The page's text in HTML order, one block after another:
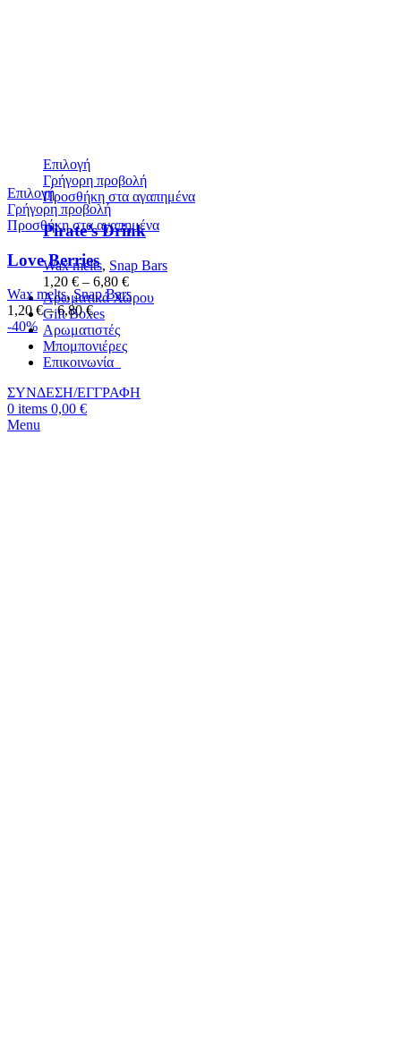
Επιλογή
Γρήγορη προβολή
Προσθήκη στα αγαπημένα
Pirate’s Drink
Wax melts, Snap Bars
1,20 € – 6,80 €
Αρωματικά Χώρου
Gift Boxes
Αρωματιστές
Μπομπονιέρες
Επικοινωνία
ΣΥΝΔΕΣΗ/ΕΓΓΡΑΦΗ
0 items 0,00 €
Menu
Επιλογή
Γρήγορη προβολή
Προσθήκη στα αγαπημένα
Love Berries
Wax melts,Snap Bars
1,20€–6,80€
-40%